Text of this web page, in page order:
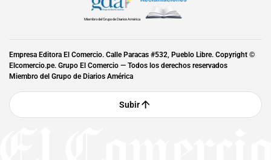
Miembro del Grupo de Diarios América
Empresa Editora El Comercio. Calle Paracas #532, Pueblo Libre. Copyright ©
Elcomercio.pe. Grupo El Comercio — Todos los derechos reservados
Miembro del Grupo de Diarios América
Subir